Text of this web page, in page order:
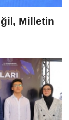
Milletin